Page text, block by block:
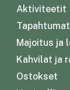
Aktiviteetit
Tapahtumat
Majoitus ja
Kahvilat ja
Ostokset